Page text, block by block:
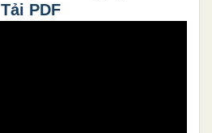
Tải PDF